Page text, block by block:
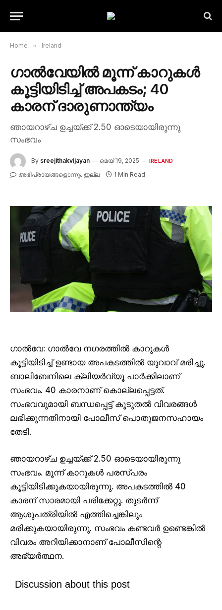
Home » Ireland
ഗാൽവേയിൽ മൂന്ന് കാറുകൾ
കൂട്ടിയിടിച്ച് അപകടം; 40
കാരന് ദാരുണാന്ത്യം
ഞായറാഴ്ച ഉച്ചയ്ക്ക് 2.50 ഓടെയായിരുന്നു
സംഭവം
By sreejithakvijayan മെയ്‌ 19, 2025 IRELAND
അഭിപ്രായങ്ങളൊന്നും ഇല്ല 1 Min Read
ഗാൽവേ: ഗാൽവേ നഗരത്തിൽ കാറുകൾ
കൂട്ടിയിടിച്ച് ഉണ്ടായ അപകടത്തിൽ യുവാവ് മരിച്ചു.
ബാലിബേനിലെ ക്ലിയർവ്യൂ പാർക്കിലാണ്
സംഭവം. 40 കാരനാണ് കൊല്ലപ്പെട്ടത്.
സംഭവവുമായി ബന്ധപ്പെട്ട് കൂടുതൽ വിവരങ്ങൾ
ലഭിക്കുന്നതിനായി പോലീസ് പൊതുജനസഹായം
തേടി.
ഞായറാഴ്ച ഉച്ചയ്ക്ക് 2.50 ഓടെയായിരുന്നു
സംഭവം. മൂന്ന് കാറുകൾ പരസ്പരം
കൂട്ടിയിടിക്കുകയായിരുന്നു. അപകടത്തിൽ 40
കാരന് സാരമായി പരിക്കേറ്റു. തുടർന്ന്
ആശുപത്രിയിൽ എത്തിച്ചെങ്കിലും
മരിക്കുകയായിരുന്നു. സംഭവം കണ്ടവർ ഉണ്ടെങ്കിൽ
വിവരം അറിയിക്കാനാണ് പോലീസിന്റെ
അഭ്യർത്ഥന.
Discussion about this post